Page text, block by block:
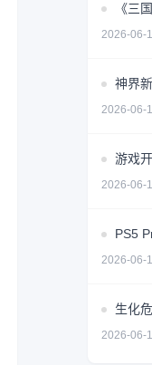
《三
2026-06-
神界
2026-06-
游戏
2026-06-
PS5
2026-06-
生化
2026-06-